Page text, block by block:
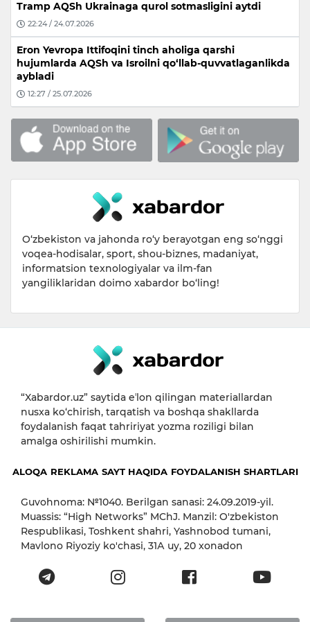
Tramp AQSh Ukrainaga qurol sotmasligini aytdi
22:24 / 24.07.2026
Eron Yevropa Ittifoqini tinch aholiga qarshi
hujumlarda AQSh va Isroilni qo‘llab-quvvatlaganlikda
aybladi
12:27 / 25.07.2026
O‘zbekiston va jahonda ro‘y berayotgan eng so‘nggi
voqea-hodisalar, sport, shou-biznes, madaniyat,
informatsion texnologiyalar va ilm-fan
yangiliklaridan doimo xabardor bo‘ling!
“Xabardor.uz” saytida eʼlon qilingan materiallardan
nusxa ko‘chirish, tarqatish va boshqa shakllarda
foydalanish faqat tahririyat yozma roziligi bilan
amalga oshirilishi mumkin.
ALOQA REKLAMA SAYT HAQIDA FOYDALANISH SHARTLARI
Guvohnoma: №1040. Berilgan sanasi: 24.09.2019-yil.
Muassis: “High Networks” MChJ. Manzil: O'zbekiston
Respublikasi, Toshkent shahri, Yashnobod tumani,
Mavlono Riyoziy ko'chasi, 31А uy, 20 xonadon